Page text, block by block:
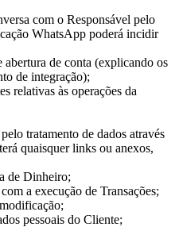
com o Responsável pelo
WhatsApp poderá incidir
abertura de conta (explicando os
de integração);
relativas às operações da
tratamento de dados através
quaisquer links ou anexos,
de Dinheiro;
a execução de Transações;
pessoais do Cliente;